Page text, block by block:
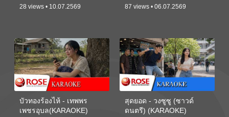
28 views • 10.07.2569 87 views • 06.07.2569
บัวทองร้องไห้ - เทพพร
เพชรอุบล(KARAOKE)
สุดยอด - วงซูซู (ซาวด์
ดนตรี) (KARAOKE)